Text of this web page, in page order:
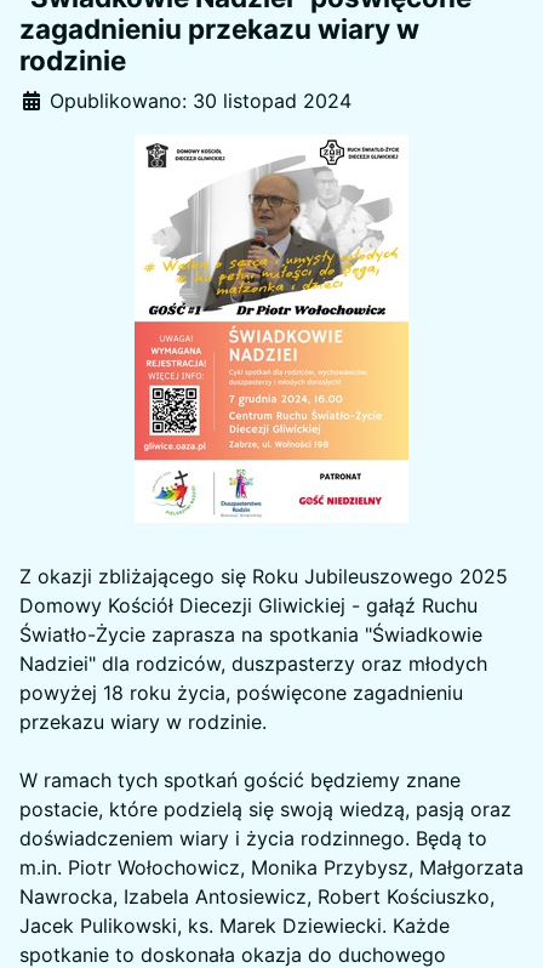
zagadnieniu przekazu wiary w
rodzinie
Szczegóły
Opublikowano: 30 listopad 2024
Z okazji zbliżającego się Roku Jubileuszowego 2025
Domowy Kościół Diecezji Gliwickiej - gałąź Ruchu
Światło-Życie zaprasza na spotkania "Świadkowie
Nadziei" dla rodziców, duszpasterzy oraz młodych
powyżej 18 roku życia, poświęcone zagadnieniu
przekazu wiary w rodzinie.
W ramach tych spotkań gościć będziemy znane
postacie, które podzielą się swoją wiedzą, pasją oraz
doświadczeniem wiary i życia rodzinnego. Będą to
m.in. Piotr Wołochowicz, Monika Przybysz, Małgorzata
Nawrocka, Izabela Antosiewicz, Robert Kościuszko,
Jacek Pulikowski, ks. Marek Dziewiecki. Każde
spotkanie to doskonała okazja do duchowego